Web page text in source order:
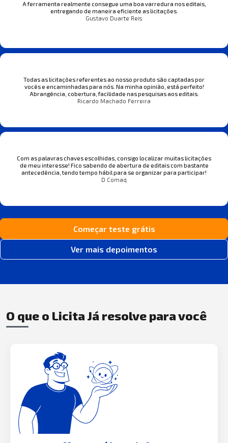
A ferramenta realmente consegue uma boa varredura nos editais,
entregando de maneira eficiente as licitações.
Gustavo Duarte Reis
Todas as licitações referentes ao nosso produto são captadas por
vocês e encaminhadas para nós. Na minha opinião, está perfeito!
Abrangência, cobertura, facilidade nas pesquisas aos editais.
Ricardo Machado Ferreira
Com as palavras chaves escolhidas, consigo localizar muitas licitações
de meu interesse! Fico sabendo de abertura de editais com bastante
antecedência, tendo tempo hábil para se organizar para participar!
D Comaq
Começar teste grátis
Ver mais depoimentos
O que o Licita Já resolve para você